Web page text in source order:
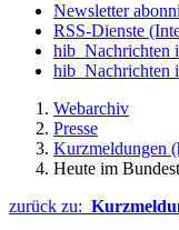
Newsletter
RSS-Dienste
hib_Nachrichten
hib_Nachrichten
Webarchiv
Presse
Kurzmeldungen
Heute im
zurück zu: